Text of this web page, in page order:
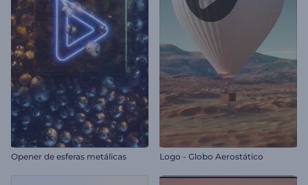
Opener de esferas metálicas Logo - Globo Aerostático